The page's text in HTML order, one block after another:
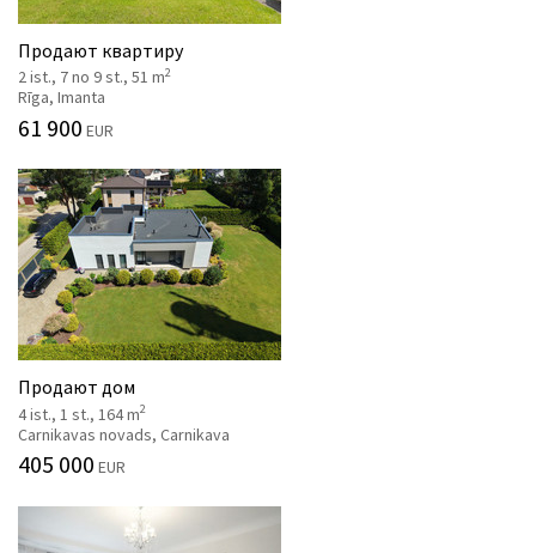
Продают квартиру
2 ist., 7 no 9 st., 51 m2
Rīga, Imanta
61 900 EUR
Продают дом
4 ist., 1 st., 164 m2
Carnikavas novads, Carnikava
405 000 EUR